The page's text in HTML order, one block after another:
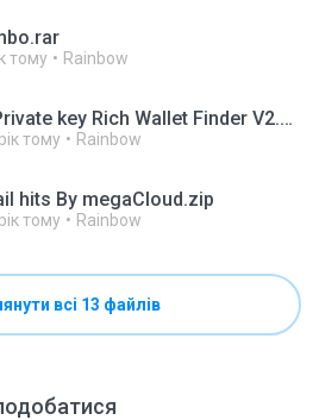
тому Rainbow
Ethereum Private key Rich Wallet Finder V2.zip
тому Rainbow
hits By megaCloud.zip
тому Rainbow
всі 13 файлів